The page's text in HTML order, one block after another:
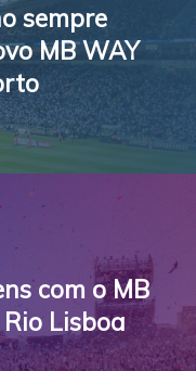
sempre
MB WAY
com o MB
Lisboa